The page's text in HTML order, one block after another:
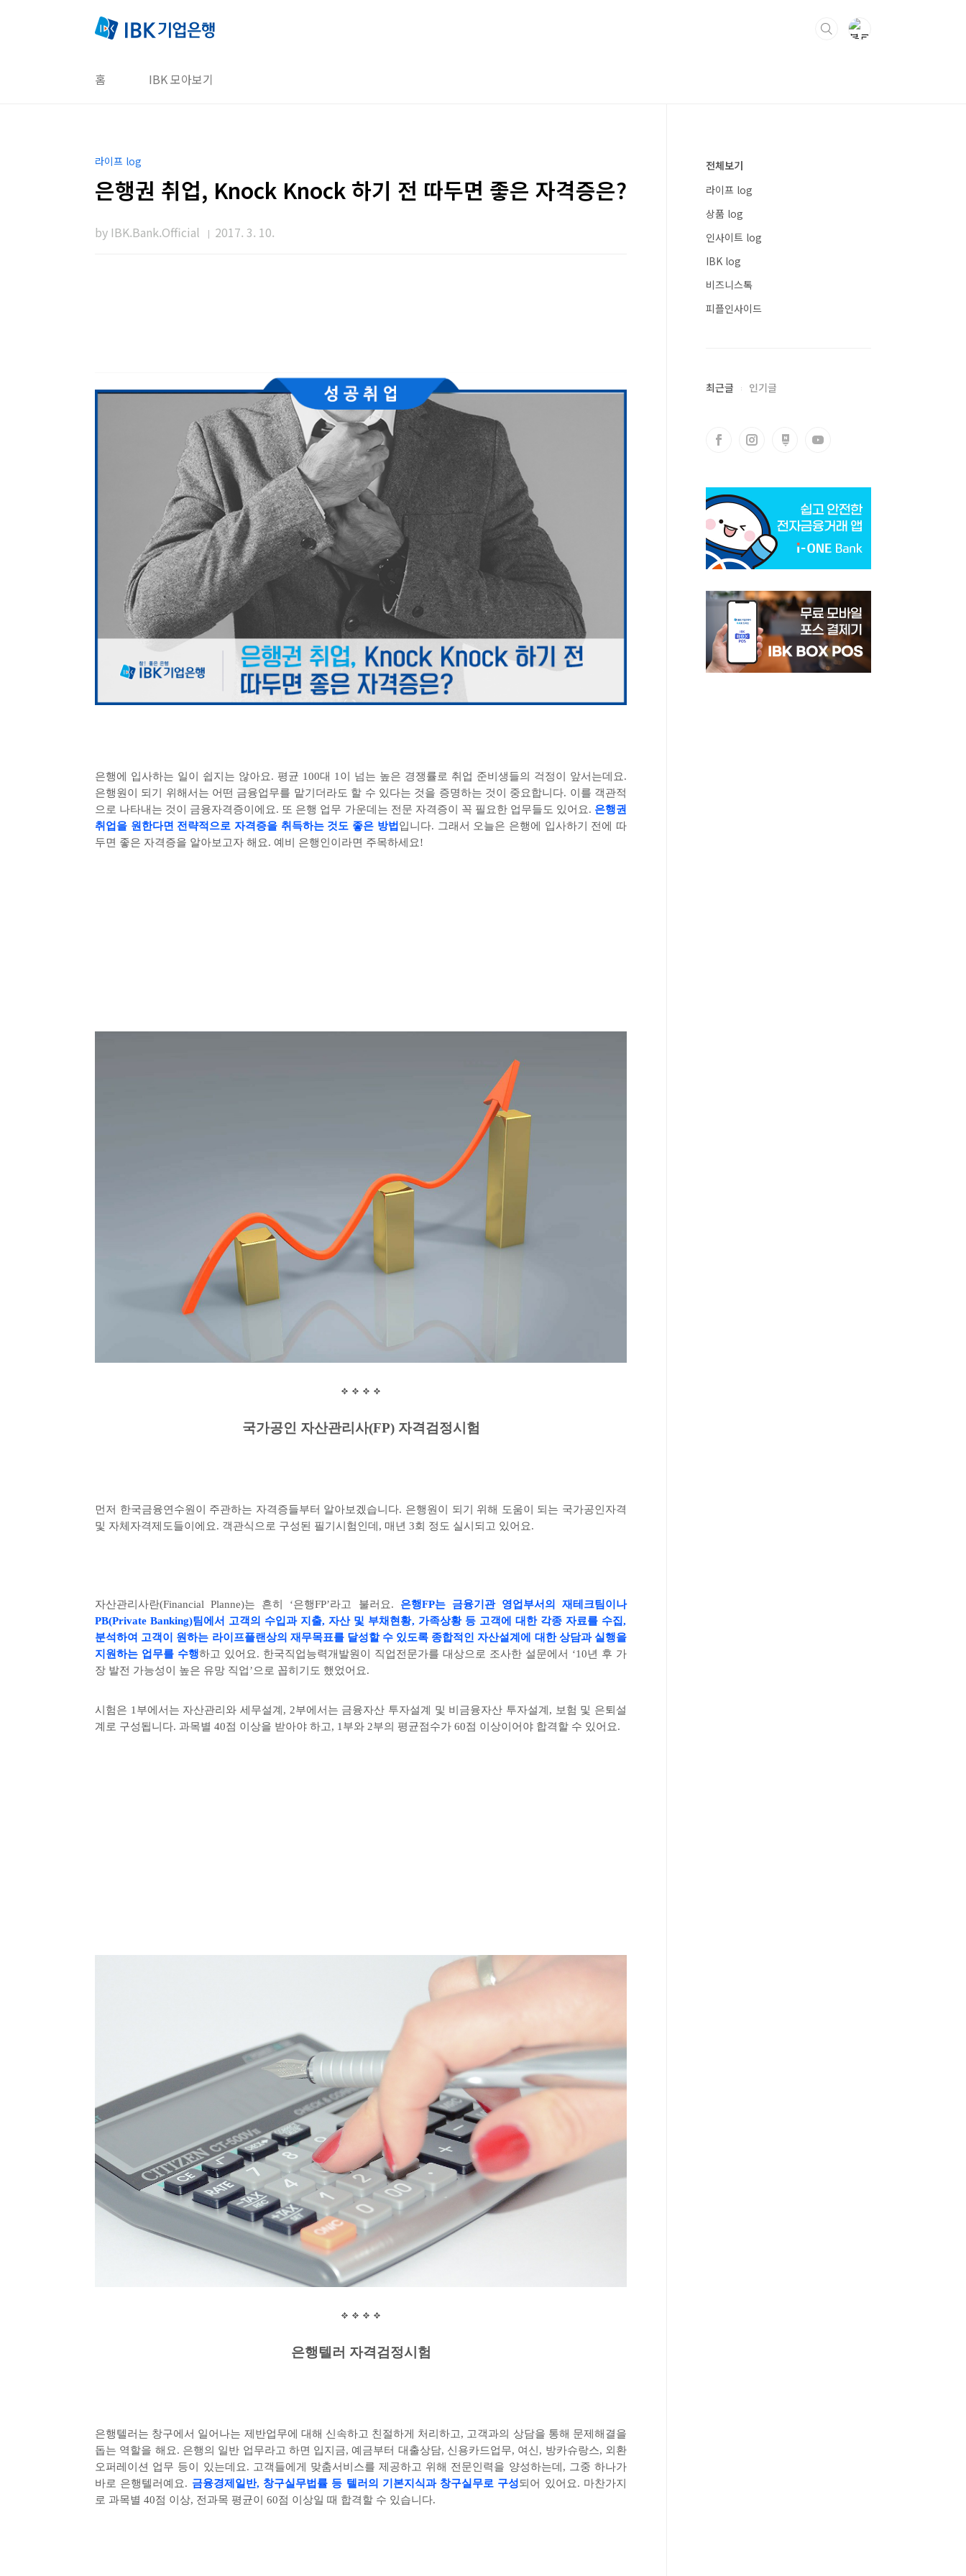
홈 IBK 모아보기
라이프 log
은행권 취업, Knock Knock 하기 전 따두면 좋은 자격증은?
by IBK.Bank.Official 2017. 3. 10.
은행에 입사하는 일이 쉽지는 않아요. 평균 100대 1 이 넘는 높은 경쟁률로 취업 준비생들의 걱정이 앞서는데요.
은행원이 되기 위해서는 어떤 금융업무를 맡기더라도 할 수 있다는 것을 증명하는 것이 중요합니다. 이를 객관적
으로 나타내는 것이 금융자격증이에요. 또 은행 업무 가운데는 전문 자격증이 꼭 필요한 업무들도 있어요. 은행권
취업을 원한다면 전략적으로 자격증을 취득하는 것도 좋은 방법입니다. 그래서 오늘은 은행에 입사하기 전에 따
두면 좋은 자격증을 알아보고자 해요. 예비 은행인이라면 주목하세요!
국가공인 자산관리사(FP) 자격검정시험
먼저 한국금융연수원이 주관하는 자격증들부터 알아보겠습니다. 은행원이 되기 위해 도움이 되는 국가공인자격
및 자체자격제도들이에요. 객관식으로 구성된 필기시험인데 , 매년 3회 정도 실시되고 있어요.
자산관리사란(Financial Planne)는 흔히 ‘은행FP’라고 불러요. 은행FP는 금융기관 영업부서의 재테크팀이나
PB(Private Banking)팀에서 고객의 수입과 지출,자산 및 부채현황, 가족상황 등 고객에 대한 각종 자료를 수집,
분석하여 고객이 원하는 라이프플랜상의 재무목표를 달성할 수 있도록 종합적인 자산설계에 대한 상담과 실행을
지원하는 업무를 수행하고 있어요. 한국직업능력개발원이 직업전문가를 대상으로 조사한 설문에서 ‘10년 후 가
장 발전 가능성이 높은 유망 직업’으로 꼽히기도 했었어요.
시험은 1부에서는 자산관리와 세무설계 , 2부에서는 금융자산 투자설계 및 비금융자산 투자설계 , 보험 및 은퇴설
계로 구성됩니다. 과목별 40점 이상을 받아야 하고, 1부와 2부의 평균점수가 60점 이상이어야 합격할 수 있어요.
은행텔러 자격검정시험
은행텔러는 창구에서 일어나는 제반업무에 대해 신속하고 친절하게 처리하고, 고객과의 상담을 통해 문제해결을
돕는 역할을 해요. 은행의 일반 업무라고 하면 입지금, 예금부터 대출상담, 신용카드업무, 여신, 방카슈랑스, 외환
오퍼레이션 업무 등이 있는데요. 고객들에게 맞춤서비스를 제공하고 위해 전문인력을 양성하는데 , 그중 하나가
바로 은행텔러예요. 금융경제일반, 창구실무법률 등 텔러의 기본지식과 창구실무로 구성되어 있어요. 마찬가지
로 과목별 40점 이상, 전과목 평균이 60점 이상일 때 합격할 수 있습니다.
전체보기
라이프 log
상품 log
인사이트 log
IBK log
비즈니스톡
피플인사이드
최근글 인기글